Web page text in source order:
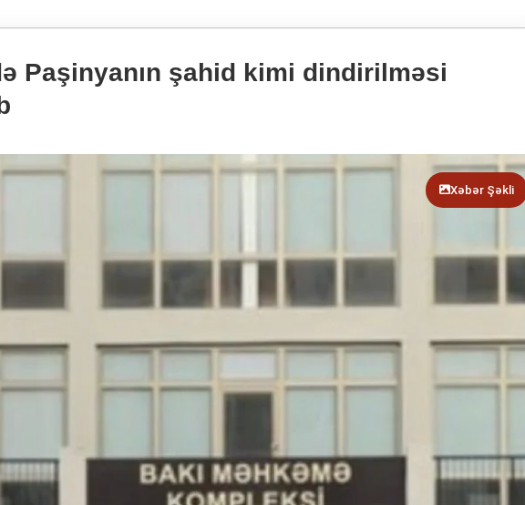
Paşinyanın şahid kimi dindirilməsi
Xəbər Şəkli